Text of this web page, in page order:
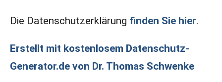
Die Datenschutzerklärung finden Sie hier.
Erstellt mit kostenlosem Datenschutz-
Generator.de von Dr. Thomas Schwenke